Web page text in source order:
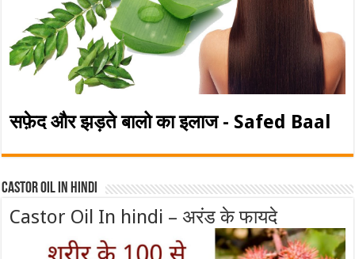
सफ़ेद और झड़ते बालो का इलाज - Safed Baal
Castor Oil In Hindi
Castor Oil In hindi – अरंड के फायदे